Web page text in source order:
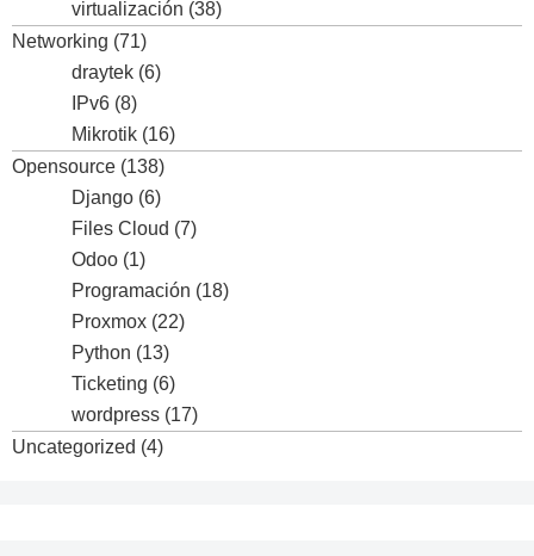
virtualización (38)
Networking (71)
draytek (6)
IPv6 (8)
Mikrotik (16)
Opensource (138)
Django (6)
Files Cloud (7)
Odoo (1)
Programación (18)
Proxmox (22)
Python (13)
Ticketing (6)
wordpress (17)
Uncategorized (4)